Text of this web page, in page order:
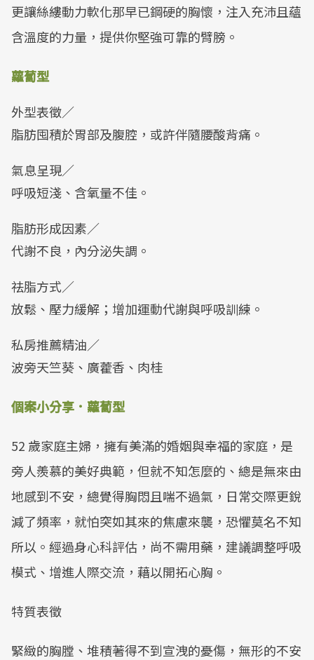
更讓絲縷動力軟化那早已鋼硬的胸懷，注入充沛且蘊
含溫度的力量，提供你堅強可靠的臂膀。
蘿蔔型
外型表徵／
脂肪囤積於胃部及腹腔，或許伴隨腰酸背痛。
氣息呈現／
呼吸短淺、含氧量不佳。
脂肪形成因素／
代謝不良，內分泌失調。
祛脂方式／
放鬆、壓力緩解；增加運動代謝與呼吸訓練。
私房推薦精油／
波旁天竺葵、廣藿香、肉桂
個案小分享．蘿蔔型
52 歲家庭主婦，擁有美滿的婚姻與幸福的家庭，是
旁人羨慕的美好典範，但就不知怎麼的、總是無來由
地感到不安，總覺得胸悶且喘不過氣，日常交際更銳
減了頻率，就怕突如其來的焦慮來襲，恐懼莫名不知
所以。經過身心科評估，尚不需用藥，建議調整呼吸
模式、增進人際交流，藉以開拓心胸。
特質表徵
緊緻的胸膛、堆積著得不到宣洩的憂傷，無形的不安